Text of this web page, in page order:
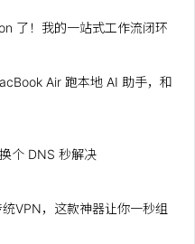
了！我的一站式工作流闭环
Air 跑本地 AI 助手，和
个 DNS 秒解决
VPN，这款神器让你一秒组